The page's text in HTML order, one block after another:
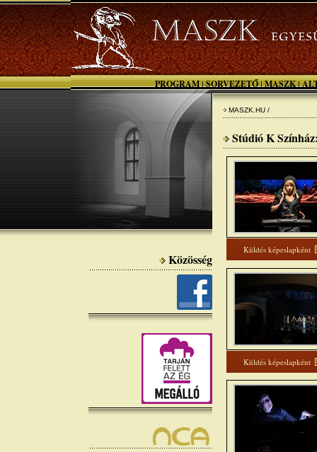
PROGRAM | SORVEZETŐ | MASZK |
Közösség
MASZK.HU /
Stúdió K
Küldés képeslapként
Küldés képeslapként